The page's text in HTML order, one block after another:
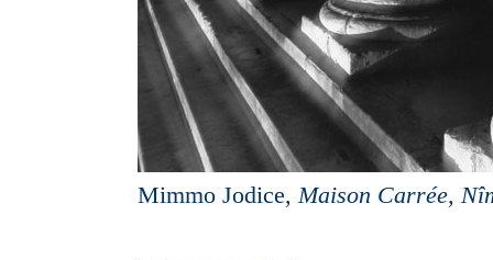
Mimmo Jodice, Maison Carrée,